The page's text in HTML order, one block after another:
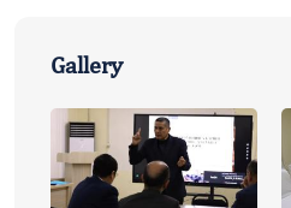
Gallery